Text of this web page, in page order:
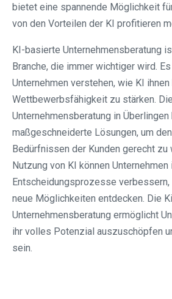
bietet eine spannende Möglichkeit
von den Vorteilen der KI profitieren
KI-basierte Unternehmensberatung
Branche, die immer wichtiger wird.
Unternehmen verstehen, wie KI
Wettbewerbsfähigkeit zu stärken.
Unternehmensberatung in
maßgeschneiderte Lösungen, um
Bedürfnissen der Kunden gerecht zu
Nutzung von KI können Unternehmen
Entscheidungsprozesse verbessern,
neue Möglichkeiten entdecken. Die
Unternehmensberatung ermöglicht
ihr volles Potenzial auszuschöpfen
sein.